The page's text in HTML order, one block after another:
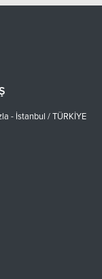
- İstanbul / TÜRKİYE